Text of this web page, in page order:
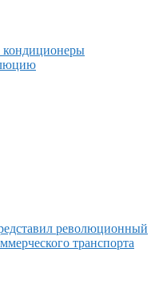
революционный
транспорта